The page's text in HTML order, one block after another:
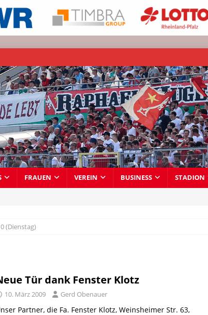
FRAUEN VEREIN BUSINESS STADION
(Dienstag)
Tür dank Fenster Klotz
10. März 2009 Gerd Obenauer
Partner, die Fa. Fenster Klotz, Weinsheimer Str. 63,